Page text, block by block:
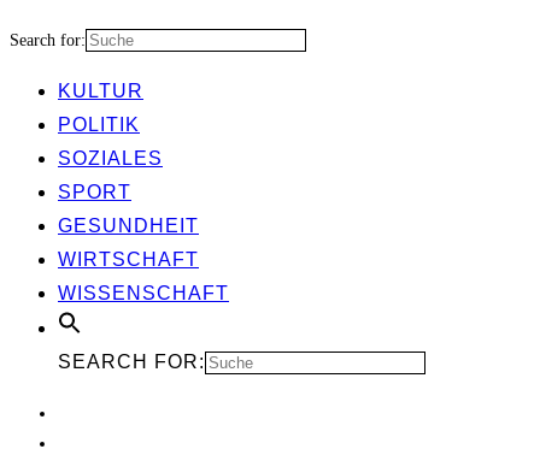
Search for:
KUL­TUR
POLI­TIK
SOZIA­LES
SPORT
GESUND­HEIT
WIRT­SCHAFT
WIS­SEN­SCHAFT
SEARCH FOR: